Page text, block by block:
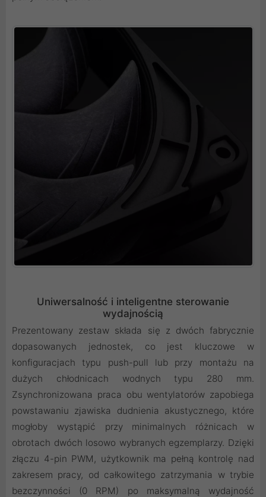
Uniwersalność i inteligentne sterowanie
wydajnością
Prezentowany zestaw składa się z dwóch fabrycznie
dopasowanych jednostek, co jest kluczowe w
konfiguracjach typu push-pull lub przy montażu na
dużych chłodnicach wodnych typu 280 mm.
Zsynchronizowana praca obu wentylatorów zapobiega
powstawaniu zjawiska dudnienia akustycznego, które
mogłoby wystąpić przy minimalnych różnicach w
obrotach dwóch losowo wybranych egzemplarzy. Dzięki
złączu 4-pin PWM, użytkownik ma pełną kontrolę nad
zakresem pracy, od całkowitego zatrzymania w trybie
bezczynności (0 RPM) po maksymalną wydajność